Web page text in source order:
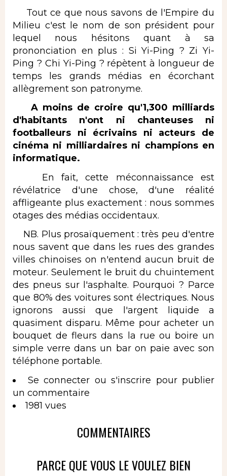
Tout ce que nous savons de l'Empire du
Milieu c'est le nom de son président pour
lequel nous hésitons quant à sa
prononciation en plus : Si Yi-Ping ? Zi Yi-
Ping ? Chi Yi-Ping ? répètent à longueur de
temps les grands médias en écorchant
allègrement son patronyme.
A moins de croire qu'1,300 milliards
d'habitants n'ont ni chanteuses ni
footballeurs ni écrivains ni acteurs de
cinéma ni milliardaires ni champions en
informatique.
En fait, cette méconnaissance est
révélatrice d'une chose, d'une réalité
affligeante plus exactement : nous sommes
otages des médias occidentaux.
NB. Plus prosaïquement : très peu d'entre
nous savent que dans les rues des grandes
villes chinoises on n'entend aucun bruit de
moteur. Seulement le bruit du chuintement
des pneus sur l'asphalte. Pourquoi ? Parce
que 80% des voitures sont électriques. Nous
ignorons aussi que l'argent liquide a
quasiment disparu. Même pour acheter un
bouquet de fleurs dans la rue ou boire un
simple verre dans un bar on paie avec son
téléphone portable.
Se connecter ou s'inscrire pour publier
un commentaire
1981 vues
COMMENTAIRES
PARCE QUE VOUS LE VOULEZ BIEN